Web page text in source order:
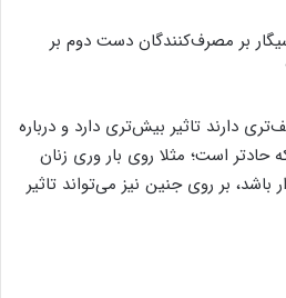
سیگار بر مصرف‌کنندگان دست دوم بر
دارند تاثیر بیش‌تری دارد و درباره
حادتر است؛ مثلا روی بار وری زنان
باشد، بر روی جنین نیز می‌تواند تاثیر